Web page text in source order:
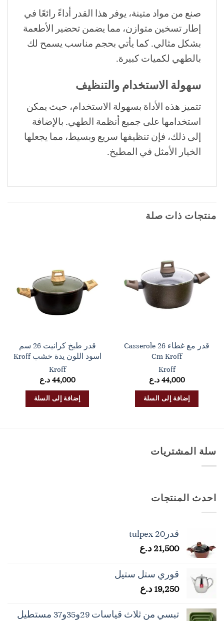
صنع من مواد متينة، يوفر هذا القدر أداءً رائعًا في
إطار تسخين متوازن، مما يضمن تحضير الأطعمة
بشكل مثالي. كما يأتي بحجم مناسب يسمح لك
بالطهي لكميات كبيرة.
سهولة الاستخدام والتنظيف
تتميز هذه الأداة بسهولة الاستخدام، حيث يمكن
استخدامها على جميع أنظمة الطهي. بالإضافة
إلى ذلك، فإن تنظيفها سريع وبسيط، مما يجعلها
الخيار الأمثل في المطبخ.
منتجات ذات صلة
قدر مع غطاء Casserole 26
Cm Kroff
Kroff
44,000 د.ع
إضافة إلى السلة
قدر طبخ كرانيت 26 سم
اسود اللون يدة خشب Kroff
Kroff
44,000 د.ع
إضافة إلى السلة
سلة المشتريات
احدث المنتجات
قدرtulpex 20
21,500 د.ع
قوري ستل ستيل
19,250 د.ع
تبسي من ثلاث قياسات 29و35و37 مستطيل